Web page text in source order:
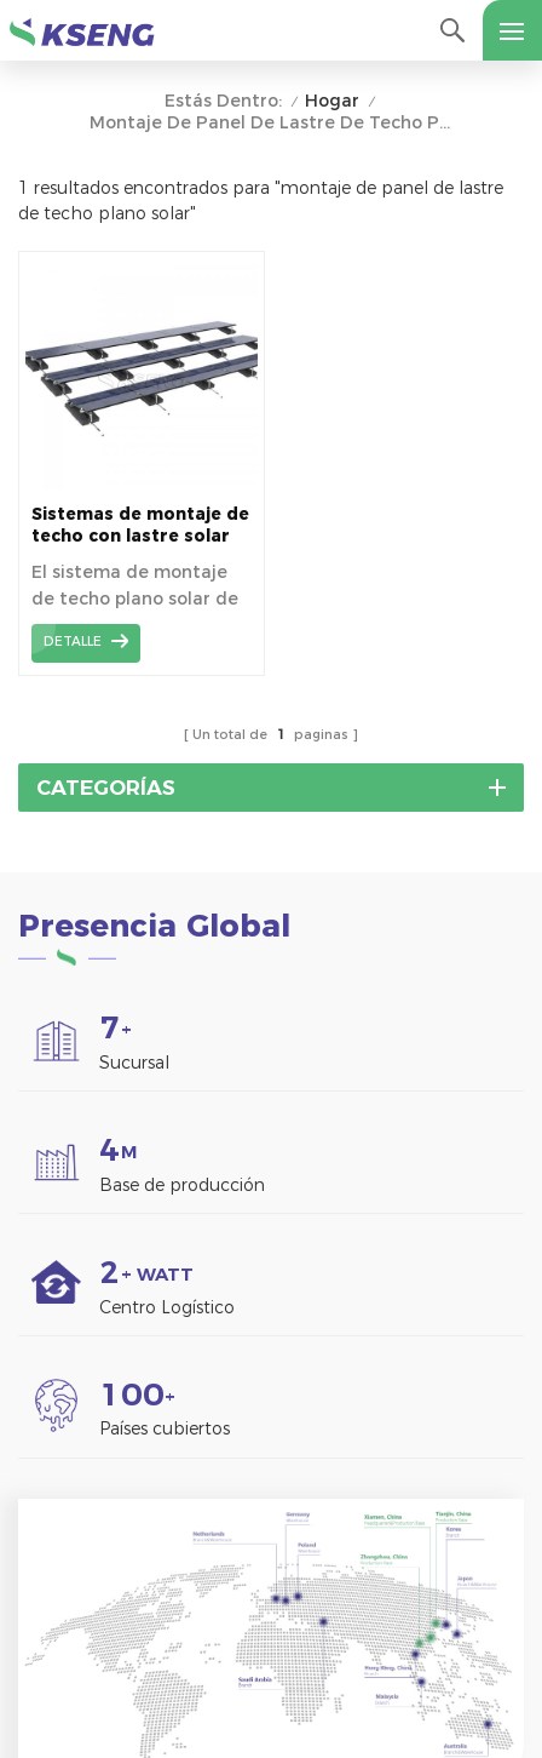
Estás Dentro: / Hogar /
Montaje De Panel De Lastre De Techo Plano Solar
1 resultados encontrados para "montaje de panel de lastre
de techo plano solar"
Sistemas de montaje de
techo con lastre solar
El sistema de montaje
de techo plano solar de
doble inclinación East
West es un diseño
la misma área y una
mayor producción de
energía.
DETALLE
Un total de 1 paginas
CATEGORÍAS
Presencia Global
7+
Sucursal
4M
Base de producción
2 + WATT
Centro Logístico
1 00+
Países cubiertos